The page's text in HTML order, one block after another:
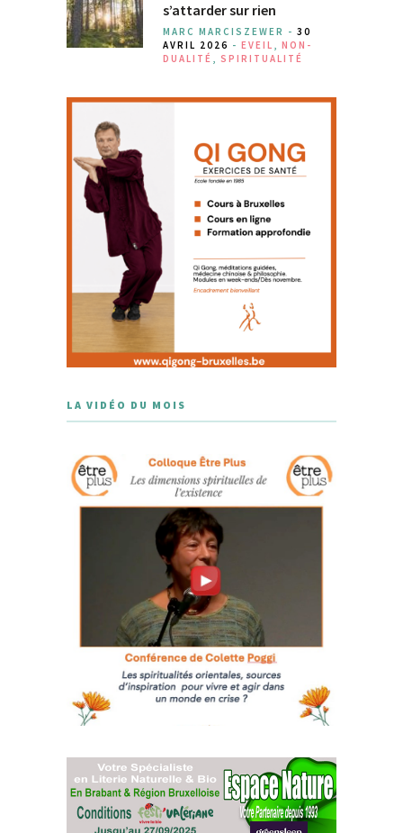
s’attarder sur rien
MARC MARCISZEWER - 30
AVRIL 2026 - EVEIL , NON-
DUALITÉ , SPIRITUALITÉ
LA VIDÉO DU MOIS